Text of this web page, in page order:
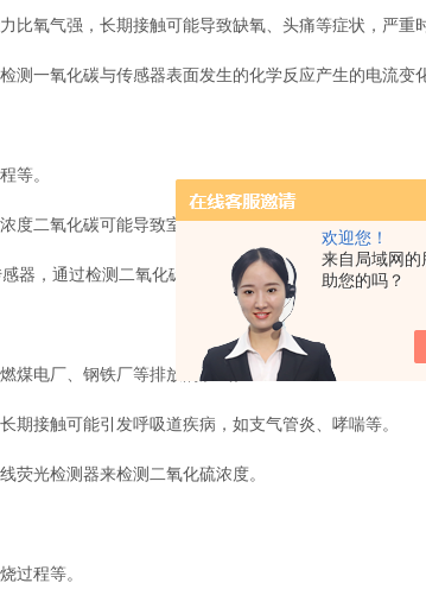
欢迎您！
来自局域网
助您的吗？
氧气强，长期接触可能导致缺氧、头痛等症状，严重时
一氧化碳与传感器表面发生的化学反应产生的电流变
等。
二氧化碳可能导致室内空气质量下降，引发头晕、乏
，通过检测二氧化碳分子对特定波长红外光的吸收来
电厂、钢铁厂等排放的废气。
接触可能引发呼吸道疾病，如支气管炎、哮喘等。
光检测器来检测二氧化硫浓度。
过程等。